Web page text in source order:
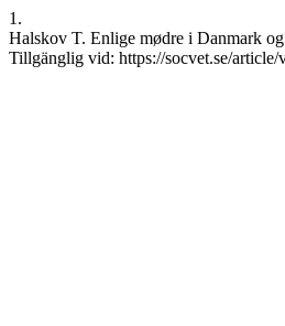
1.
Halskov T. Enlige mødre i Danmark
Tillgänglig vid: https://socvet.se/article/